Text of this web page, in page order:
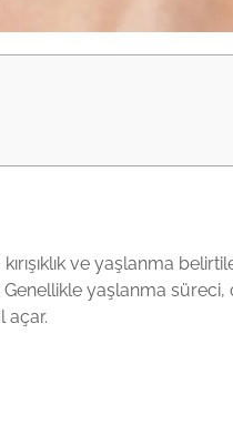
ve yaşlanma
Genellikle yaşlanma
açar.